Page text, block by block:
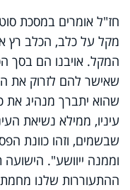
חז"ל אומרים במסכת
מקל על כלב, הכלב רץ
המקל. אויבנו הם בסך
שאישר להם לזרוק את
שהוא יתברך מנהיג את
עיניו, ממילא נשיאת
שבשמים, וזהו כוונת
וממנה ייוושע".
ההתעוררות שלנו